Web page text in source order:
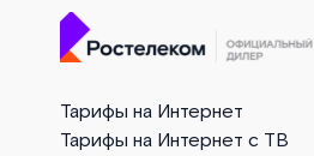
Тарифы на Интернет
Тарифы на Интернет с ТВ